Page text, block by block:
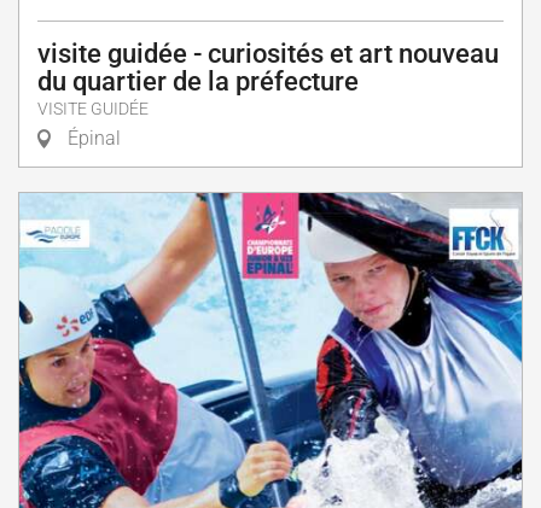
visite guidée - curiosités et art nouveau
du quartier de la préfecture
VISITE GUIDÉE
Épinal